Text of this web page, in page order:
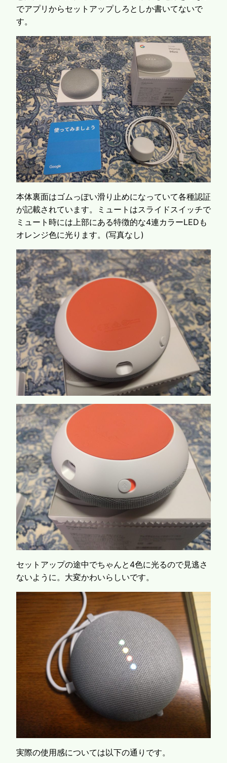
でアプリからセットアップしろとしか書いてないで
す。
本体裏面はゴムっぽい滑り止めになっていて各種認証
が記載されています。ミュートはスライドスイッチで
ミュート時には上部にある特徴的な4連カラーLEDも
オレンジ色に光ります。(写真なし)
セットアップの途中でちゃんと4色に光るので見逃さ
ないように。大変かわいらしいです。
実際の使用感については以下の通りです。